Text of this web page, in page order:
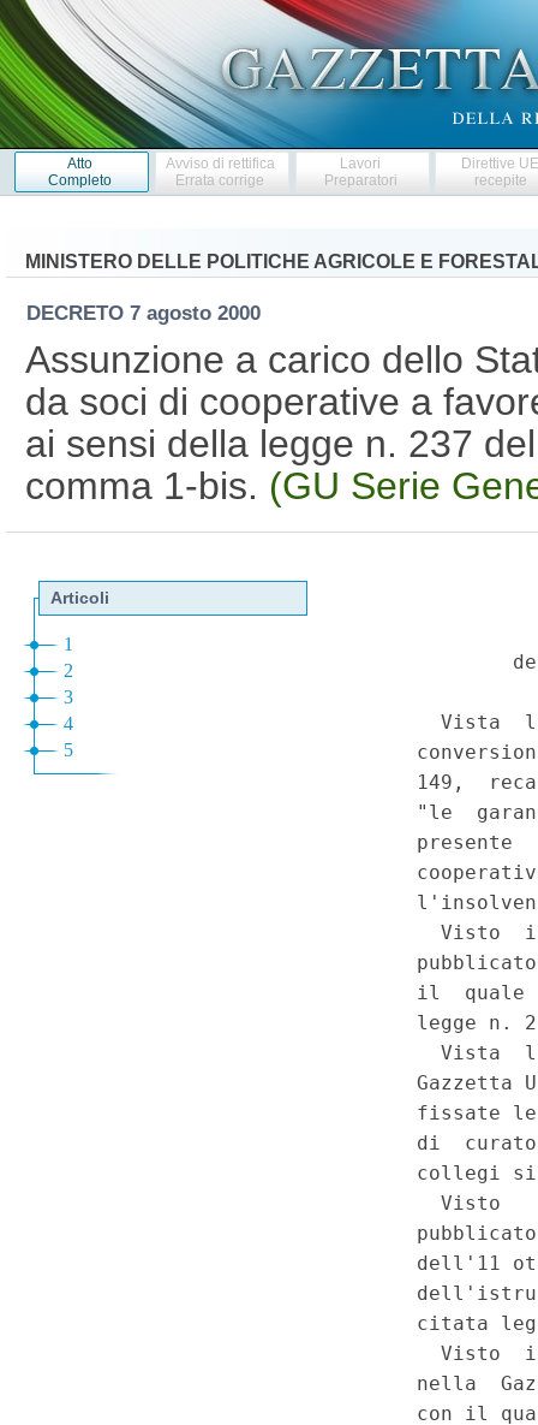
Atto
Completo
Avviso di rettifica
Errata corrige
Lavori
Preparatori
Direttive
recepite
MINISTERO DELLE POLITICHE AGRICOLE E
DECRETO 7 agosto 2000
Assunzione a carico dello
da soci di cooperative a
ai sensi della legge n. 237
comma 1-bis. (GU Serie